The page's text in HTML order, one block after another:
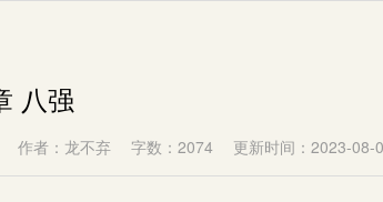
八强
作者：龙不弃 字数：2074 更新时间：2023-08-